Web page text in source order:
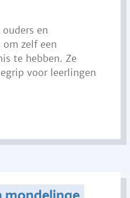
ouders en
zelf een
te hebben. Ze
voor leerlingen